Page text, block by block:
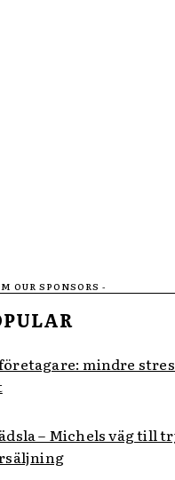
OUR SPONSORS -
mindre
– Michels väg till